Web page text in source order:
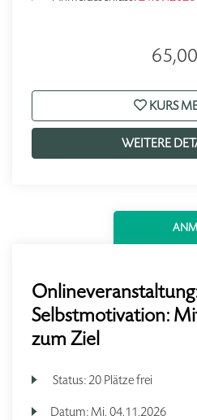
KURS
WEITERE
Selbstmotivation:
zum Ziel
Status:20 Plätze frei
Datum: Mi. 04.11.2026